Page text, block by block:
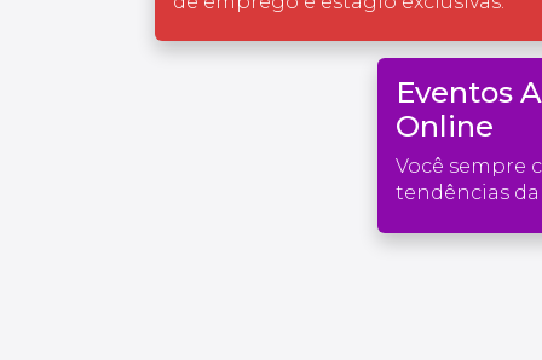
Eventos
Online
Você sempre
tendências da